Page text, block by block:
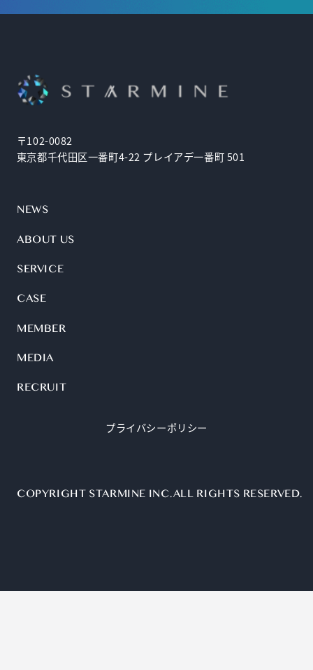
〒102-0082
東京都千代田区一番町4-22 プレイアデ一番町 501
NEWS
ABOUT US
SERVICE
CASE
MEMBER
MEDIA
RECRUIT
プライバシーポリシー
COPYRIGHT STARMINE INC. ALL RIGHTS RESERVED.